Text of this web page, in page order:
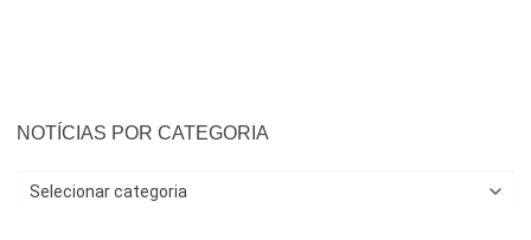
NOTÍCIAS POR CATEGORIA